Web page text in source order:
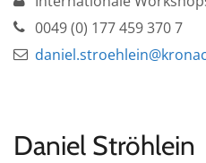
0049 (0) 177 459 370 7
Daniel Ströhlein